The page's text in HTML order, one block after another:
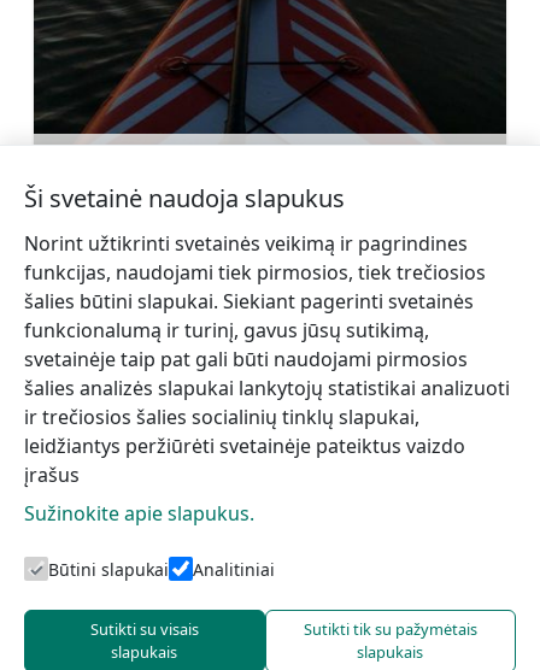
←Kolka ortodoksų Šventojo
Gimimo bažnyčia
Šlīteres
švyturys
Talsi turizmo centras
Ši svetainė naudoja slapukus
Norint užtikrinti svetainės veikimą ir pagrindines
funkcijas, naudojami tiek pirmosios, tiek trečiosios
šalies būtini slapukai. Siekiant pagerinti svetainės
funkcionalumą ir turinį, gavus jūsų sutikimą,
svetainėje taip pat gali būti naudojami pirmosios
šalies analizės slapukai lankytojų statistikai analizuoti
ir trečiosios šalies socialinių tinklų slapukai,
leidžiantys peržiūrėti svetainėje pateiktus vaizdo
įrašus
Sužinokite apie slapukus.
Būtini slapukai Analitiniai
Sutikti su visais
slapukais
Sutikti tik su pažymėtais
slapukais